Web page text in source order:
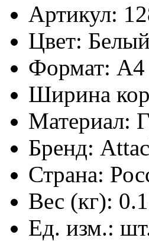
Артикул:
Цвет: Белый
Формат: А4
Ширина
Материал:
Бренд:
Страна:
Вес (кг):
Ед. изм.: